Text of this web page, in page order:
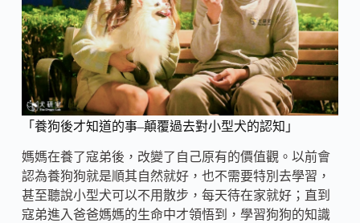
「養狗後才知道的事–顛覆過去對小型犬的認知」
媽媽在養了寇弟後，改變了自己原有的價值觀。以前會
認為養狗狗就是順其自然就好，也不需要特別去學習，
甚至聽說小型犬可以不用散步，每天待在家就好；直到
寇弟進入爸爸媽媽的生命中才領悟到，學習狗狗的知識